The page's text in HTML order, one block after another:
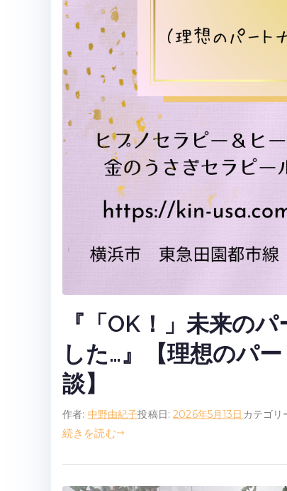
『「OK！」未来の
した…』【理想のパ
談】
作者: 中野由紀子投稿日:2026年5月13日 カテゴリ
続きを読む